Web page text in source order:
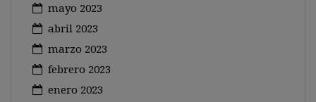
mayo 2023
abril 2023
marzo 2023
febrero 2023
enero 2023